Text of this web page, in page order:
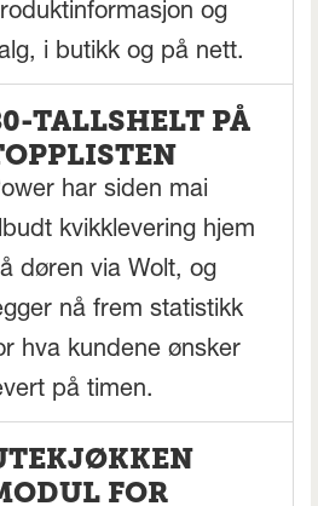
og
i butikk og på nett.
TALLSHELT PÅ
har siden mai
kvikklevering hjem
døren via Wolt, og
nå frem statistikk
hva kundene ønsker
på timen.
FOR